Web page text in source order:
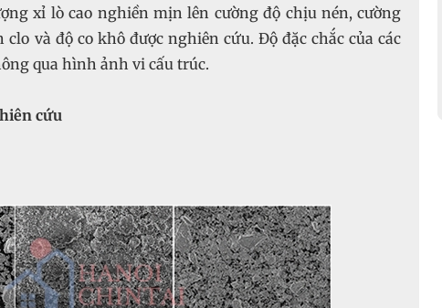
xỉ lò cao nghiền mịn lên cường độ chịu nén, cường
và độ co khô được nghiên cứu. Độ đặc chắc của các
qua hình ảnh vi cấu trúc.
cứu